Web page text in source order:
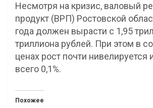
Несмотря на кризис, валовый
продукт (ВРП) Ростовской
года должен вырасти с 1,95
триллиона рублей. При этом в
ценах рост почти нивелируется
всего 0,1%.
Похожее